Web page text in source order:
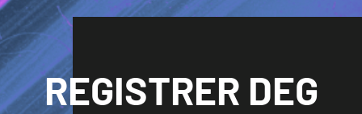
REGISTRER DEG